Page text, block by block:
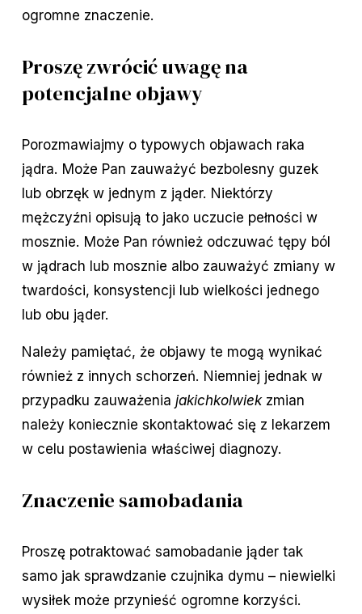
ogromne znaczenie.
Proszę zwrócić uwagę na
potencjalne objawy
Porozmawiajmy o typowych objawach raka
jądra. Może Pan zauważyć bezbolesny guzek
lub obrzęk w jednym z jąder. Niektórzy
mężczyźni opisują to jako uczucie pełności w
mosznie. Może Pan również odczuwać tępy ból
w jądrach lub mosznie albo zauważyć zmiany w
twardości, konsystencji lub wielkości jednego
lub obu jąder.
Należy pamiętać, że objawy te mogą wynikać
również z innych schorzeń. Niemniej jednak w
przypadku zauważenia jakichkolwiekzmian
należy koniecznie skontaktować się z lekarzem
w celu postawienia właściwej diagnozy.
Znaczenie samobadania
Proszę potraktować samobadanie jąder tak
samo jak sprawdzanie czujnika dymu – niewielki
wysiłek może przynieść ogromne korzyści.